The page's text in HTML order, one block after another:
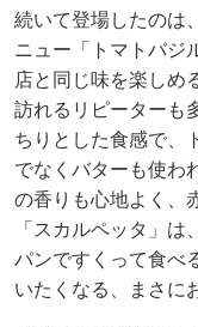
続いて登場したのは
ニュー「トマトバジ
店と同じ味を楽しめ
訪れるリピーターも
ちりとした食感で、
でなくバターも使わ
の香りも心地よく、
「スカルペッタ」
パンですくって食べ
いたくなる、まさに